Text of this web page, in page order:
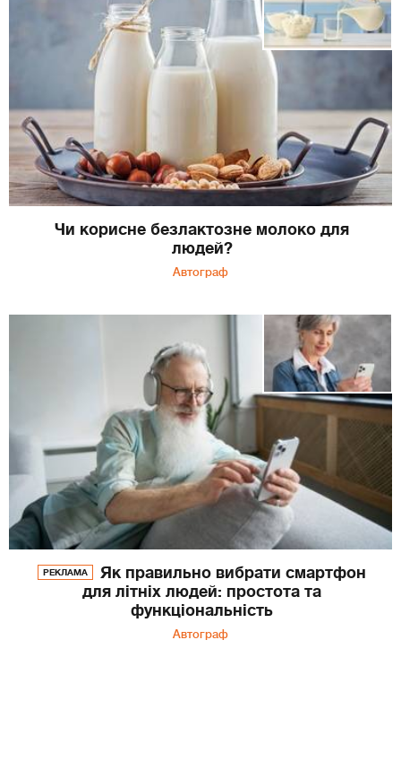
Чи корисне безлактозне молоко для
людей?
Автограф
РЕКЛАМА
Як правильно вибрати смартфон
для літніх людей: простота та
функціональність
Автограф